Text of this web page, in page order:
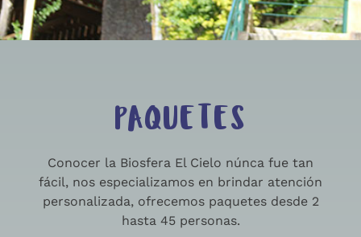
PAQUETES
Conocer la Biosfera El Cielo núnca fue tan
fácil, nos especializamos en brindar atención
personalizada, ofrecemos paquetes desde 2
hasta 45 personas.